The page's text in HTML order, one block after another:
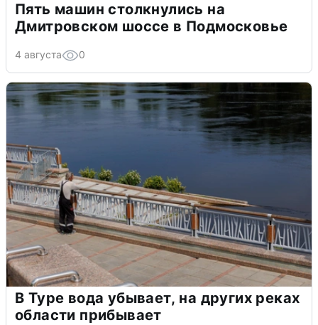
Пять машин столкнулись на
Дмитровском шоссе в Подмосковье
4 августа 0
В Туре вода убывает, на других реках
области прибывает